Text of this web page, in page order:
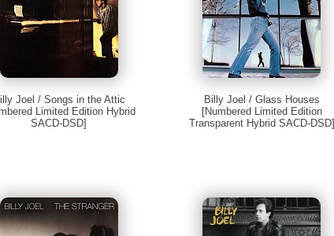
Joel / Songs in the Attic
Limited Edition Hybrid
SACD-DSD]
Billy Joel / Glass Houses
[Numbered Limited Edition
Transparent Hybrid SACD-DSD]